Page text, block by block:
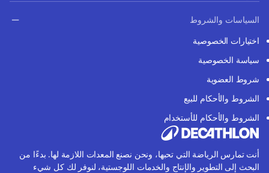
السياسات والشروط
اختيارات الخصوصية
سياسة الخصوصية
شروط العضوية
الشروط والأحكام للبيع
الشروط والأحكام للأستخدام
أنت تمارس الرياضة التي تحبها، ونحن نصنع المعدات اللازمة لها. بدءًا من
البحث إلى التطوير والإنتاج والخدمات اللوجستية، لنوفر لك كل شيء